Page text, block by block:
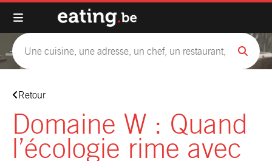
Retour
Domaine W : Quand
l’écologie rime avec